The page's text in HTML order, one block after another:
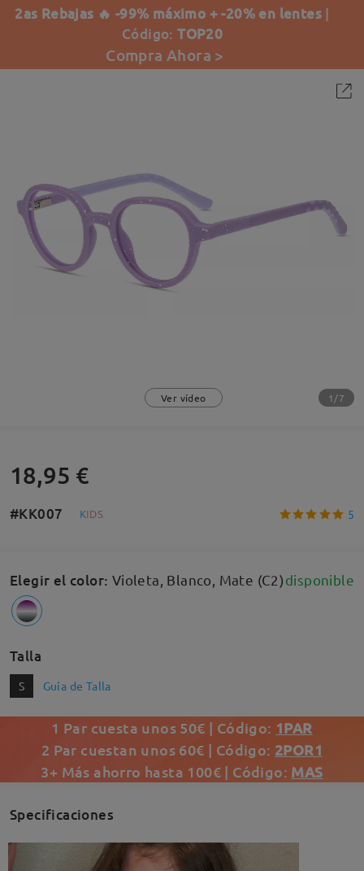
2as Rebajas 🔥 -99% máximo + -20% en lentes |
Código:TOP20
Compra Ahora >
Ver vídeo 1/7
18,95 €
#KK007 KIDS 5
Elegir el color: Violeta, Blanco, Mate (C2)disponible
Talla
S Guía de Talla
1 Par cuesta unos 50€ | Código: 1PAR
2 Par cuestan unos 60€ | Código: 2POR1
3+ Más ahorro hasta 100€ | Código: MAS
Specificaciones